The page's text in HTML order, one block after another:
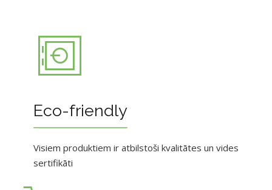
Eco-friendly
Visiem produktiem ir atbilstoši kvalitātes un vides
sertifikāti